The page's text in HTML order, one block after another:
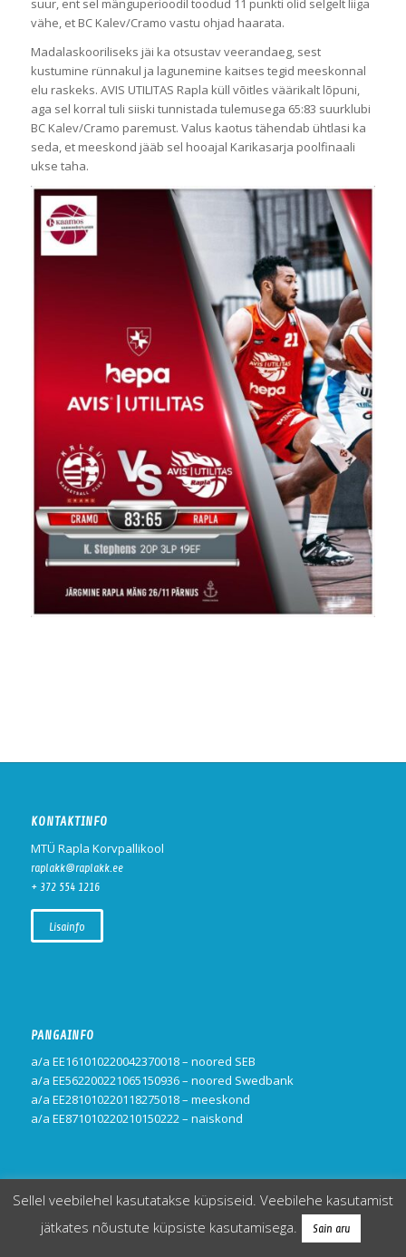
suur, ent sel mänguperioodil toodud 11 punkti olid selgelt liiga
vähe, et BC Kalev/Cramo vastu ohjad haarata.
Madalaskooriliseks jäi ka otsustav veerandaeg, sest
kustumine rünnakul ja lagunemine kaitses tegid meeskonnal
elu raskeks. AVIS UTILITAS Rapla küll võitles väärikalt lõpuni,
aga sel korral tuli siiski tunnistada tulemusega 65:83 suurklubi
BC Kalev/Cramo paremust. Valus kaotus tähendab ühtlasi ka
seda, et meeskond jääb sel hooajal Karikasarja poolfinaali
ukse taha.
KONTAKTINFO
MTÜ Rapla Korvpallikool
raplakk@raplakk.ee
+ 372 554 1216
Lisainfo
PANGAINFO
a/a EE161010220042370018 – noored SEB
a/a EE562200221065150936 – noored Swedbank
a/a EE281010220118275018 – meeskond
a/a EE871010220210150222 – naiskond
© Copyright - Rapla Korvpallikool-Enfold WordPress Theme by Kriesi
Sellel veebilehel kasutatakse küpsiseid. Veebilehe kasutamist
jätkates nõustute küpsiste kasutamisega.
Sain aru